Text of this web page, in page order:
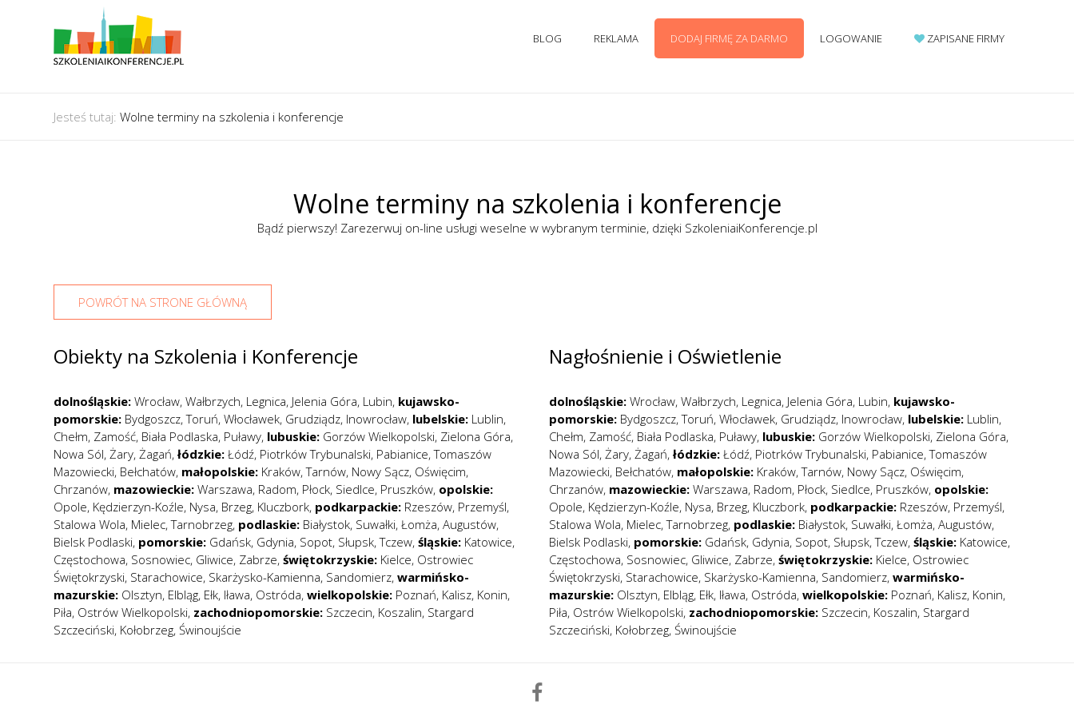
BLOG REKLAMA DODAJ FIRMĘ ZA DARMO LOGOWANIE ZAPISANE FIRMY
Jesteś tutaj: Wolne terminy na szkolenia i konferencje
Wolne terminy na szkolenia i konferencje
Bądź pierwszy! Zarezerwuj on-line usługi weselne w wybranym terminie, dzięki SzkoleniaiKonferencje.pl
POWRÓT NA STRONE GŁÓWNĄ
Obiekty na Szkolenia i Konferencje
dolnośląskie: Wrocław, Wałbrzych, Legnica, Jelenia Góra, Lubin, kujawsko-
pomorskie: Bydgoszcz,Toruń, Włocławek, Grudziądz, Inowrocław, lubelskie: Lublin,
Chełm, Zamość, Biała Podlaska, Puławy, lubuskie: Gorzów Wielkopolski, Zielona Góra,
Nowa Sól, Żary, Żagań, łódzkie: Łódź, Piotrków Trybunalski, Pabianice,Tomaszów
Mazowiecki, Bełchatów, małopolskie: Kraków,Tarnów, Nowy Sącz, Oświęcim,
Chrzanów, mazowieckie: Warszawa, Radom, Płock, Siedlce, Pruszków, opolskie:
Opole, Kędzierzyn-Koźle, Nysa, Brzeg, Kluczbork, podkarpackie: Rzeszów, Przemyśl,
Stalowa Wola, Mielec,Tarnobrzeg, podlaskie: Białystok, Suwałki, Łomża, Augustów,
Bielsk Podlaski, pomorskie: Gdańsk, Gdynia, Sopot, Słupsk,Tczew, śląskie: Katowice,
Częstochowa, Sosnowiec, Gliwice, Zabrze, świętokrzyskie: Kielce, Ostrowiec
Świętokrzyski, Starachowice, Skarżysko-Kamienna, Sandomierz, warmińsko-
mazurskie: Olsztyn, Elbląg, Ełk, Iława, Ostróda, wielkopolskie: Poznań, Kalisz, Konin,
Piła, Ostrów Wielkopolski, zachodniopomorskie: Szczecin, Koszalin, Stargard
Szczeciński, Kołobrzeg, Świnoujście
Nagłośnienie i Oświetlenie
dolnośląskie: Wrocław, Wałbrzych, Legnica, Jelenia Góra, Lubin, kujawsko-
pomorskie: Bydgoszcz,Toruń, Włocławek, Grudziądz, Inowrocław, lubelskie: Lublin,
Chełm, Zamość, Biała Podlaska, Puławy, lubuskie: Gorzów Wielkopolski, Zielona Góra,
Nowa Sól, Żary, Żagań, łódzkie: Łódź, Piotrków Trybunalski, Pabianice,Tomaszów
Mazowiecki, Bełchatów, małopolskie: Kraków,Tarnów, Nowy Sącz, Oświęcim,
Chrzanów, mazowieckie: Warszawa, Radom, Płock, Siedlce, Pruszków, opolskie:
Opole, Kędzierzyn-Koźle, Nysa, Brzeg, Kluczbork, podkarpackie: Rzeszów, Przemyśl,
Stalowa Wola, Mielec,Tarnobrzeg, podlaskie: Białystok, Suwałki, Łomża, Augustów,
Bielsk Podlaski, pomorskie: Gdańsk, Gdynia, Sopot, Słupsk,Tczew, śląskie: Katowice,
Częstochowa, Sosnowiec, Gliwice, Zabrze, świętokrzyskie: Kielce, Ostrowiec
Świętokrzyski, Starachowice, Skarżysko-Kamienna, Sandomierz, warmińsko-
mazurskie: Olsztyn, Elbląg, Ełk, Iława, Ostróda, wielkopolskie: Poznań, Kalisz, Konin,
Piła, Ostrów Wielkopolski, zachodniopomorskie: Szczecin, Koszalin, Stargard
Szczeciński, Kołobrzeg, Świnoujście